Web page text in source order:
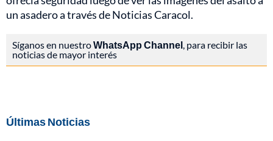
un asadero a través de Noticias Caracol.
Síganos en nuestroWhatsApp Channel , para recibir las
noticias de mayor interés
Últimas Noticias